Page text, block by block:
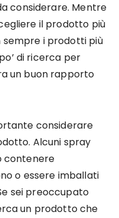
considerare. Mentre
il prodotto più
i prodotti più
di ricerca per
un buon rapporto
considerare
Alcuni spray
contenere
o essere imballati
sei preoccupato
un prodotto che